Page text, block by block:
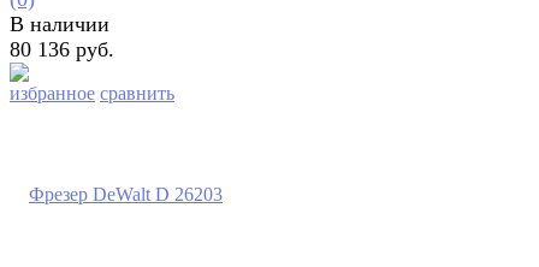
избранное сравнить
В наличии
80 136 руб.